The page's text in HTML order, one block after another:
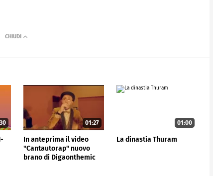
01:27
In anteprima il video
"Cantautorap" nuovo
brano di Digaonthemic
01:00
La dinastia Thuram